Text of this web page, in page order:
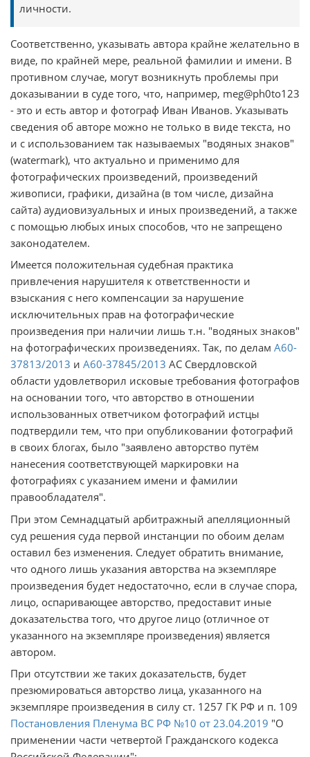
личности.
Соответственно, указывать автора крайне желательно в
виде, по крайней мере, реальной фамилии и имени. В
противном случае, могут возникнуть проблемы при
доказывании в суде того, что, например, meg@ph0to123
- это и есть автор и фотограф Иван Иванов. Указывать
сведения об авторе можно не только в виде текста, но
и с использованием так называемых "водяных знаков"
(watermark), что актуально и применимо для
фотографических произведений, произведений
живописи, графики, дизайна (в том числе, дизайна
сайта) аудиовизуальных и иных произведений, а также
с помощью любых иных способов, что не запрещено
законодателем.
Имеется положительная судебная практика
привлечения нарушителя к ответственности и
взыскания с него компенсации за нарушение
исключительных прав на фотографические
произведения при наличии лишь т.н. "водяных знаков"
на фотографических произведениях. Так, по делам А60-
37813/2013 и А60-37845/2013 АС Свердловской
области удовлетворил исковые требования фотографов
на основании того, что авторство в отношении
использованных ответчиком фотографий истцы
подтвердили тем, что при опубликовании фотографий
в своих блогах, было "заявлено авторство путём
нанесения соответствующей маркировки на
фотографиях с указанием имени и фамилии
правообладателя".
При этом Семнадцатый арбитражный апелляционный
суд решения суда первой инстанции по обоим делам
оставил без изменения. Следует обратить внимание,
что одного лишь указания авторства на экземпляре
произведения будет недостаточно, если в случае спора,
лицо, оспаривающее авторство, предоставит иные
доказательства того, что другое лицо (отличное от
указанного на экземпляре произведения) является
автором.
При отсутствии же таких доказательств, будет
презюмироваться авторство лица, указанного на
экземпляре произведения в силу ст. 1257 ГК РФ и п. 109
Постановления Пленума ВС РФ №10 от 23.04.2019 "О
применении части четвертой Гражданского кодекса